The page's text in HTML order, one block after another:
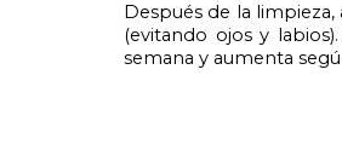
Después de la
(evitando ojos y
semana y aumenta